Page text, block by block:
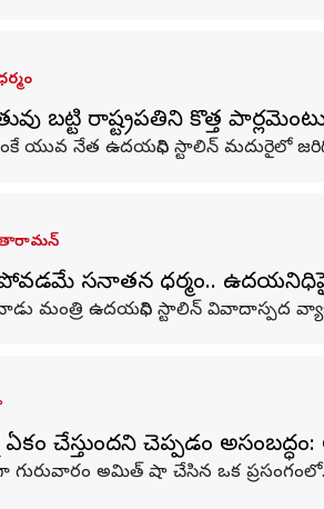
కాబట్టి రాష్ట్రపతిని కొత్త
యువ నేత ఉదయనిధి స్టాలిన్ మదురైలో
సనాతన ధర్మం.. ఉదయనిధిపై
మంత్రి ఉదయనిధి స్టాలిన్ వివాదాస్పద
చేస్తుందని చెప్పడం
గురువారం అమిత్ షా చేసిన ఒక